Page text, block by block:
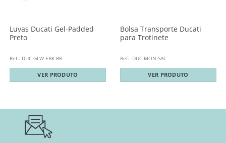
Luvas Ducati Gel-Padded
Preto
Ref.: DUC-GLW-EBK-BR
VER PRODUTO
Bolsa Transporte Ducati
para Trotinete
Ref.: DUC-MON-SAC
VER PRODUTO